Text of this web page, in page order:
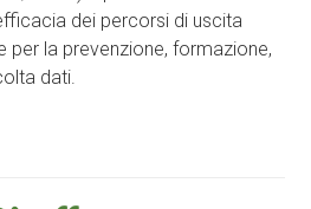
dei percorsi di uscita
per la prevenzione, formazione,
dati.